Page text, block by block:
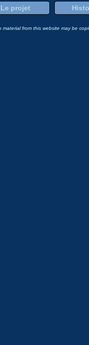
Le projet
material from this website may be